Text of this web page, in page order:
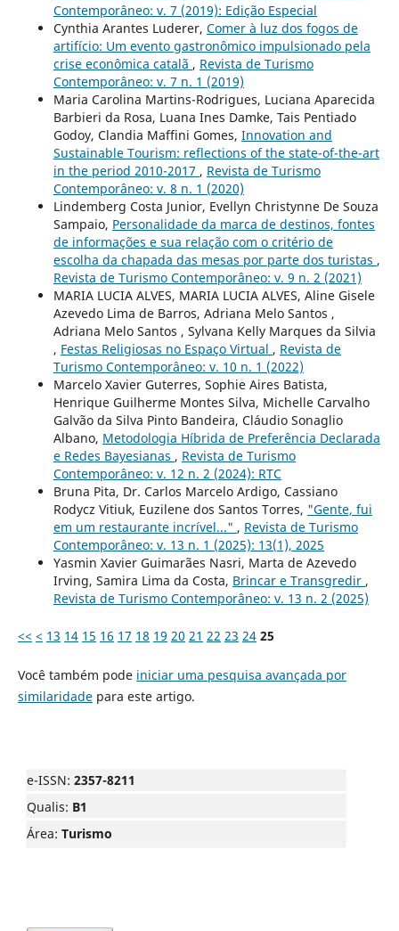
Contemporâneo: v. 7 (2019): Edição Especial
Cynthia Arantes Luderer, Comer à luz dos fogos de
artifício: Um evento gastronômico impulsionado pela
crise econômica catalã , Revista de Turismo
Contemporâneo: v. 7 n. 1 (2019)
Maria Carolina Martins-Rodrigues, Luciana Aparecida
Barbieri da Rosa, Luana Ines Damke, Tais Pentiado
Godoy, Clandia Maffini Gomes, Innovation and
Sustainable Tourism: reflections of the state-of-the-art
in the period 2010-2017 , Revista de Turismo
Contemporâneo: v. 8 n. 1 (2020)
Lindemberg Costa Junior, Evellyn Christynne De Souza
Sampaio, Personalidade da marca de destinos, fontes
de informações e sua relação com o critério de
escolha da chapada das mesas por parte dos turistas ,
Revista de Turismo Contemporâneo: v. 9 n. 2 (2021)
MARIA LUCIA ALVES, MARIA LUCIA ALVES, Aline Gisele
Azevedo Lima de Barros, Adriana Melo Santos ,
Adriana Melo Santos , Sylvana Kelly Marques da Silvia
, Festas Religiosas no Espaço Virtual , Revista de
Turismo Contemporâneo: v. 10 n. 1 (2022)
Marcelo Xavier Guterres, Sophie Aires Batista,
Henrique Guilherme Montes Silva, Michelle Carvalho
Galvão da Silva Pinto Bandeira, Cláudio Sonaglio
Albano, Metodologia Híbrida de Preferência Declarada
e Redes Bayesianas , Revista de Turismo
Contemporâneo: v. 12 n. 2 (2024): RTC
Bruna Pita, Dr. Carlos Marcelo Ardigo, Cassiano
Rodycz Vitiuk, Euzilene dos Santos Torres, "Gente, fui
em um restaurante incrível..." , Revista de Turismo
Contemporâneo: v. 13 n. 1 (2025): 13(1), 2025
Yasmin Xavier Guimarães Nasri, Marta de Azevedo
Irving, Samira Lima da Costa, Brincar e Transgredir ,
Revista de Turismo Contemporâneo: v. 13 n. 2 (2025)
<< < 13 14 15 16 17 18 19 20 21 22 23 24 25
Você também pode iniciar uma pesquisa avançada por
similaridadepara este artigo.
e-ISSN: 2357-8211
Qualis: B1
Área: Turismo